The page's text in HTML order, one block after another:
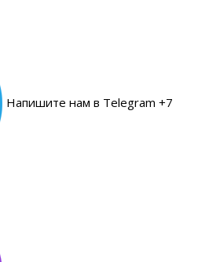
Напишите нам в Telegram +7